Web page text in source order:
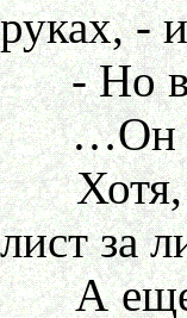
руках, -
- Но
…Он
Хотя,
лист за
А еще